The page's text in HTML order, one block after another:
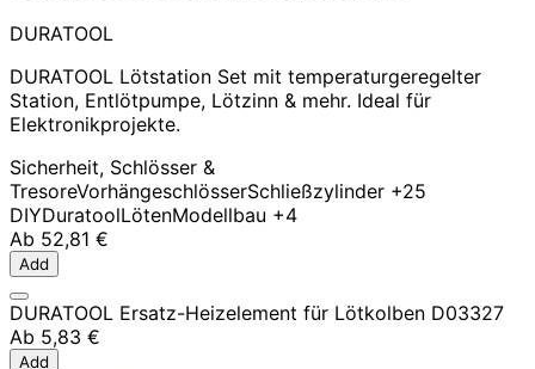
DURATOOL
DURATOOL Lötstation Set mit temperaturgeregelter
Station, Entlötpumpe, Lötzinn & mehr. Ideal für
Elektronikprojekte.
Sicherheit, Schlösser &
TresoreVorhängeschlösserSchließzylinder +25
DIYDuratoolLötenModellbau +4
Ab 52,81 €
Add
DURATOOL Ersatz-Heizelement für Lötkolben D03327
Ab 5,83 €
Add